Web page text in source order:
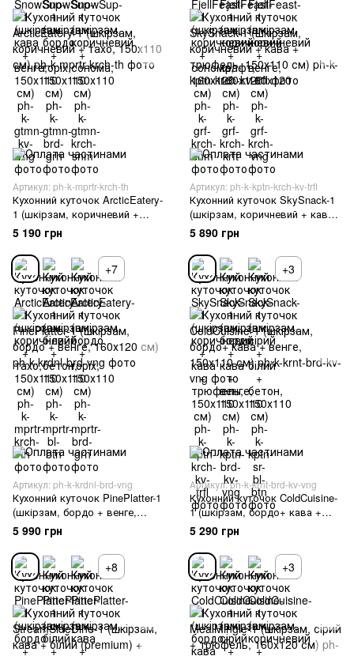
Артикул: ph-k-mprtr-krch-th
Кухонний куточок ArcticEatery-
1 (шкірзам, коричневий +
тахо, 150х110 см)
5 190 грн
+7
Артикул: ph-k-kptn-krch-kv-trfl
Кухонний куточок SkySnack-1
(шкірзам, коричневий + кава
+ трюфель, 150х110 см)
5 890 грн
+3
Артикул: ph-k-krdnl-brd-vng
Кухонний куточок PinePlatter-1
(шкірзам, бордо + венге,
160х120 см)
5 990 грн
+8
Артикул: ph-k-krnt-brd-kv-vng
Кухонний куточок ColdCuisine-
1 (шкірзам, бордо+ кава +
венге, 150х110 см)
5 290 грн
+3